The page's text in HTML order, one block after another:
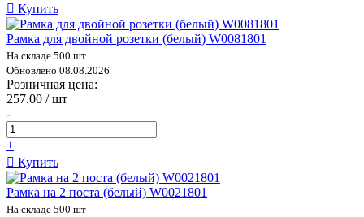
Купить
Рамка для двойной розетки (белый) W0081801
На складе 500 шт
Обновлено 08.08.2026
Розничная цена:
257.00 / шт
-
+
Купить
Рамка на 2 поста (белый) W0021801
На складе 500 шт